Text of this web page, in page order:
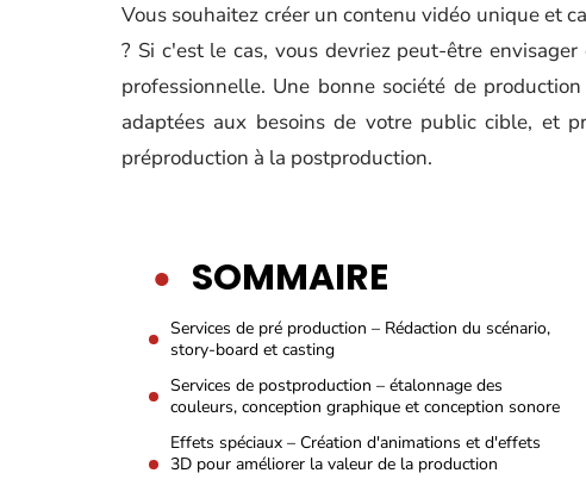
Vous souhaitez créer un contenu vidéo unique et
? Si c'est le cas, vous devriez peut-être
professionnelle. Une bonne société de
adaptées aux besoins de votre public cible, et
préproduction à la postproduction.
SOMMAIRE
Services de pré production – Rédaction du scénario,
story-board et casting
Services de postproduction – étalonnage des
couleurs, conception graphique et conception sonore
Effets spéciaux – Création d'animations et d'effets
3D pour améliorer la valeur de la production